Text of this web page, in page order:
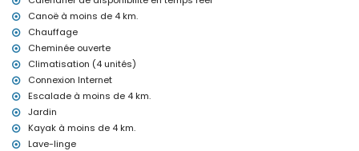
Veuillez consulter si les animaux de compagnie sont autorisés
L'hébergement est très adapté pour les familles avec enfants
Équipements et services inclus dans le prix de location de cette
maison de vacances
Internet (WiFi)
Linge de lit et serviettes
Service de réception et service d'urgence 24 heures sur 24
Ping-pong
Chauffage électrique et climatisation
Canoë à moins de 4 km.
Chauffage
Cheminée ouverte
Climatisation (4 unités)
Connexion Internet
Escalade à moins de 4 km.
Jardin
Kayak à moins de 4 km.
Lave-linge